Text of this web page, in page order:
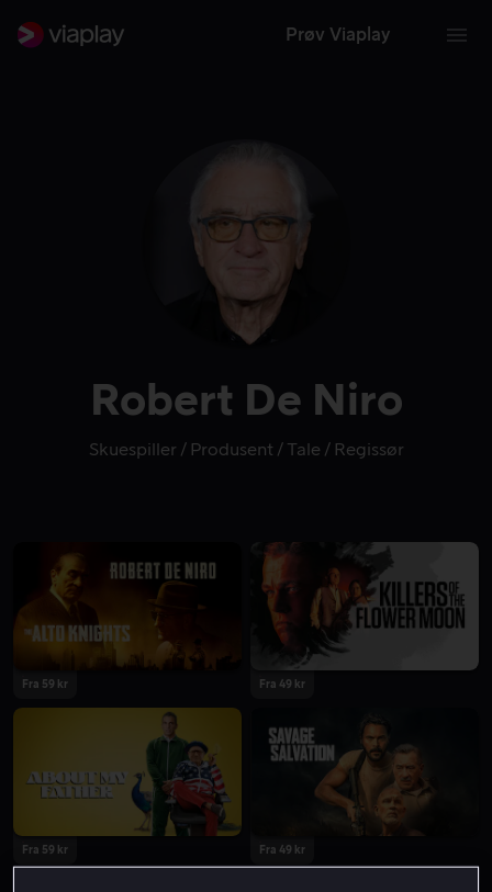
Prøv Viaplay
Robert De Niro
Skuespiller Produsent Tale Regissør
Fra 59 kr Fra 49 kr
Fra 59 kr Fra 49 kr